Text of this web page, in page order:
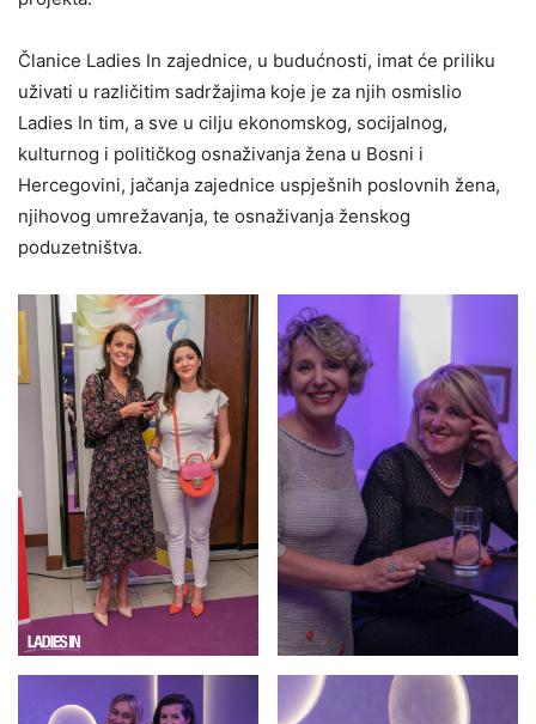
Članice Ladies In zajednice, u budućnosti, imat će priliku
uživati u različitim sadržajima koje je za njih osmislio
Ladies In tim, a sve u cilju ekonomskog, socijalnog,
kulturnog i političkog osnaživanja žena u Bosni i
Hercegovini, jačanja zajednice uspješnih poslovnih žena,
njihovog umrežavanja, te osnaživanja ženskog
poduzetništva.